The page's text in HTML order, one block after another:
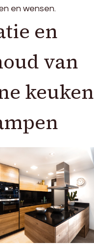
en wensen.
en
van
keuken